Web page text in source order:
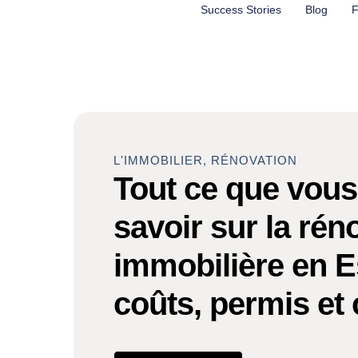
Success Stories Blog
L'IMMOBILIER, RÉNOVATION
Tout ce que
savoir sur la
immobilière en
coûts, permis et